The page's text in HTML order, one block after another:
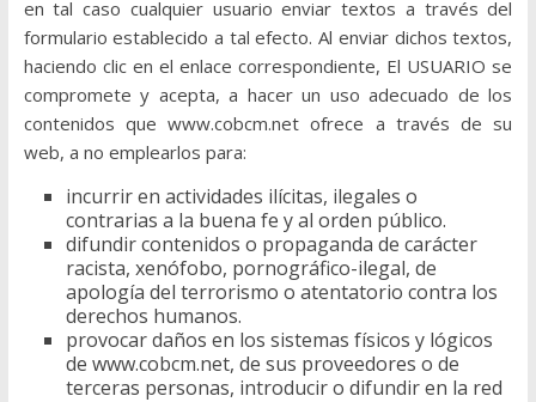
en tal caso cualquier usuario enviar textos a través del
formulario establecido a tal efecto. Al enviar dichos textos,
haciendo clic en el enlace correspondiente, El USUARIO se
compromete y acepta, a hacer un uso adecuado de los
contenidos que www.cobcm.net ofrece a través de su
web, a no emplearlos para:
incurrir en actividades ilícitas, ilegales o
contrarias a la buena fe y al orden público.
difundir contenidos o propaganda de carácter
racista, xenófobo, pornográfico-ilegal, de
apología del terrorismo o atentatorio contra los
derechos humanos.
provocar daños en los sistemas físicos y lógicos
de www.cobcm.net, de sus proveedores o de
terceras personas, introducir o difundir en la red